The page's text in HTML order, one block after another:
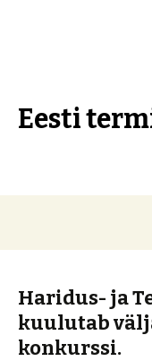
Eesti
Haridus- ja
kuulutab
konkurssi.